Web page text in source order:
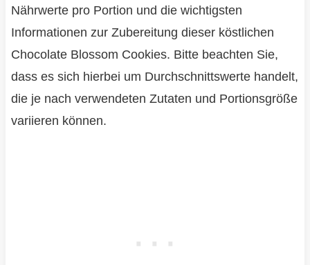
Nährwerte pro Portion und die wichtigsten
Informationen zur Zubereitung dieser köstlichen
Chocolate Blossom Cookies. Bitte beachten Sie,
dass es sich hierbei um Durchschnittswerte handelt,
die je nach verwendeten Zutaten und Portionsgröße
variieren können.